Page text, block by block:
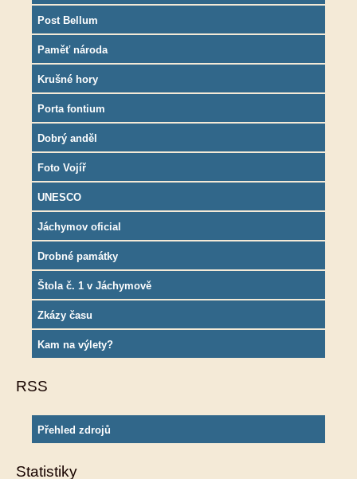
Post Bellum
Paměť národa
Krušné hory
Porta fontium
Dobrý anděl
Foto Vojíř
UNESCO
Jáchymov oficial
Drobné památky
Štola č. 1 v Jáchymově
Zkázy času
Kam na výlety?
RSS
Přehled zdrojů
Statistiky